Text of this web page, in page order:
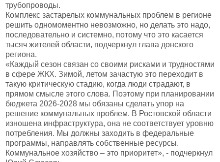
трубопроводы.
Комплекс застарелых коммунальных проблем в регионе
решить одномоментно невозможно, но делать это надо,
последовательно и системно, потому что это касается
тысяч жителей области, подчеркнул глава донского
региона.
«Каждый сезон связан со своими рисками и трудностями
в сфере ЖКХ. Зимой, летом зачастую это переходит в
такую критическую стадию, когда люди страдают, в
прямом смысле этого слова. Поэтому при планировании
бюджета 2026-2028 мы обязаны сделать упор на
решение коммунальных проблем. В Ростовской области
изношена инфраструктура, она не соответствует уровню
потребления. Мы должны заходить в федеральные
программы, направлять собственные ресурсы.
Коммунальное хозяйство – это приоритет», - подчеркнул